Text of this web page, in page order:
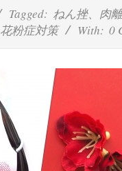
Tagged: ねん挫、肉
花粉症対策 With: 0